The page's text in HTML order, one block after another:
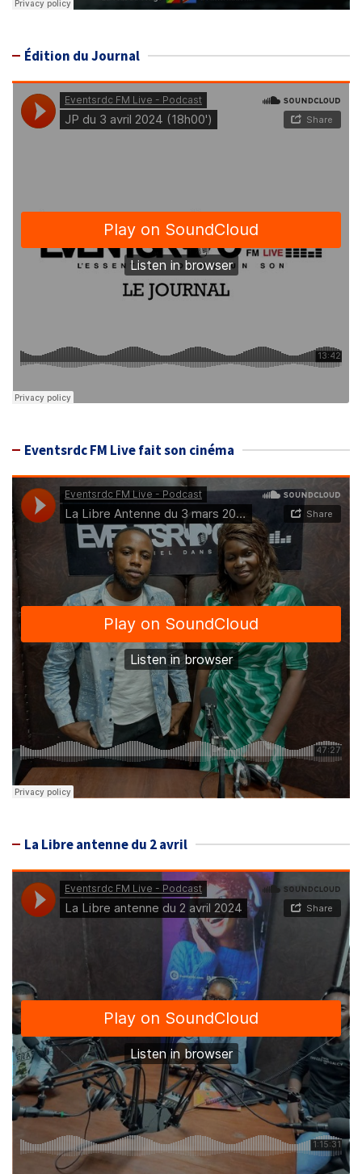
Édition du Journal
Eventsrdc FM Live fait son cinéma
La Libre antenne du 2 avril